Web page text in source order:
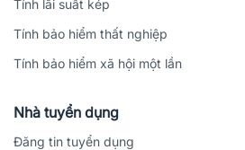
Tính lãi suất kép
Tính bảo hiểm thất nghiệp
Tính bảo hiểm xã hội một lần
Nhà tuyển dụng
Đăng tin tuyển dụng